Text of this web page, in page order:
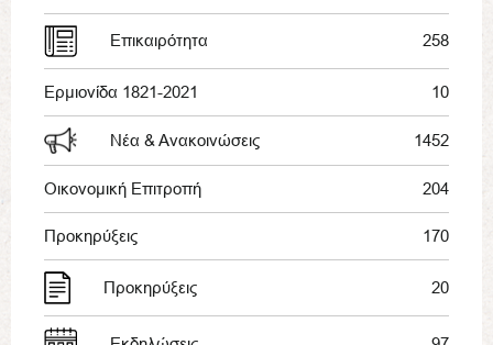
Επικαιρότητα 258
Ερμιονίδα 1821-2021 10
Νέα & Ανακοινώσεις 1452
Οικονομική Επιτροπή 204
Προκηρύξεις 170
Προκηρύξεις 20